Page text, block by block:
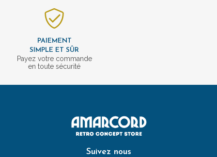
PAIEMENT
SIMPLE ET SÛR
Payez votre commande
en toute sécurité
Suivez nous